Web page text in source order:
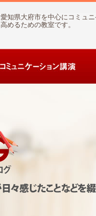
愛知県大府市を中心にコミュ
高めるための教室です。